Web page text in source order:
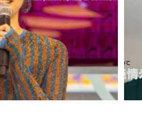
AERAの表紙に「のん」が登場！グラビ
ア＆インタビュー4ページ！撮影は蜷川
実花